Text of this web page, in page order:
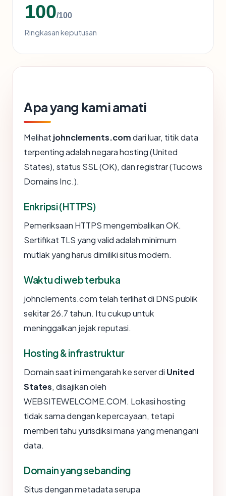
100/100
Ringkasan keputusan
Apa yang kami amati
Melihat johnclements.comdari luar, titik data
terpenting adalah negara hosting (United
States), status SSL (OK), dan registrar (Tucows
Domains Inc.).
Enkripsi (HTTPS)
Pemeriksaan HTTPS mengembalikan OK.
Sertifikat TLS yang valid adalah minimum
mutlak yang harus dimiliki situs modern.
Waktu di web terbuka
johnclements.com telah terlihat di DNS publik
sekitar 26.7 tahun. Itu cukup untuk
meninggalkan jejak reputasi.
Hosting & infrastruktur
Domain saat ini mengarah ke server di United
States, disajikan oleh
WEBSITEWELCOME.COM. Lokasi hosting
tidak sama dengan kepercayaan, tetapi
memberi tahu yurisdiksi mana yang menangani
data.
Domain yang sebanding
Situs dengan metadata serupa